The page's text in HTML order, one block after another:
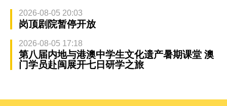
2026-08-05 20:03
岗顶剧院暂停开放
2026-08-05 17:18
第八届内地与港澳中学生文化遗产暑期课堂 澳
门学员赴闽展开七日研学之旅